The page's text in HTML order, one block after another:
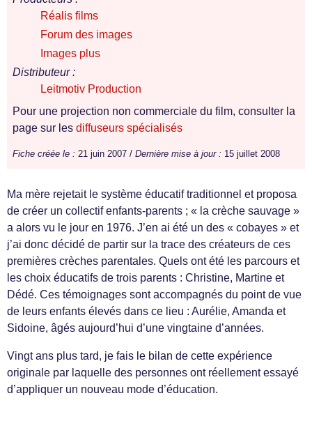
Réalis films
Forum des images
Images plus
Distributeur :
Leitmotiv Production
Pour une projection non commerciale du film, consulter la
page sur les diffuseurs spécialisés
Fiche créée le : 21 juin 2007 / Dernière mise à jour : 15 juillet 2008
Ma mère rejetait le système éducatif traditionnel et proposa
de créer un collectif enfants-parents ; « la crèche sauvage »
a alors vu le jour en 1976. J’en ai été un des « cobayes » et
j’ai donc décidé de partir sur la trace des créateurs de ces
premières crèches parentales. Quels ont été les parcours et
les choix éducatifs de trois parents : Christine, Martine et
Dédé. Ces témoignages sont accompagnés du point de vue
de leurs enfants élevés dans ce lieu : Aurélie, Amanda et
Sidoine, âgés aujourd’hui d’une vingtaine d’années.
Vingt ans plus tard, je fais le bilan de cette expérience
originale par laquelle des personnes ont réellement essayé
d’appliquer un nouveau mode d’éducation.